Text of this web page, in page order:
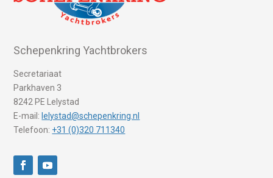
Schepenkring Yachtbrokers
Secretariaat
Parkhaven 3
8242 PE Lelystad
E-mail: lelystad@schepenkring.nl
Telefoon: +31 (0)320 711340